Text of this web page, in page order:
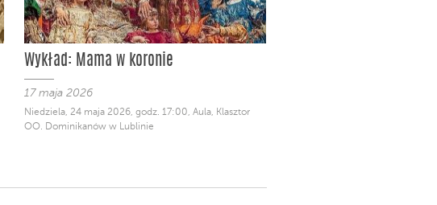
Wykład: Mama w koronie
17 maja 2026
Niedziela, 24 maja 2026, godz. 17:00, Aula, Klasztor
OO. Dominikanów w Lublinie